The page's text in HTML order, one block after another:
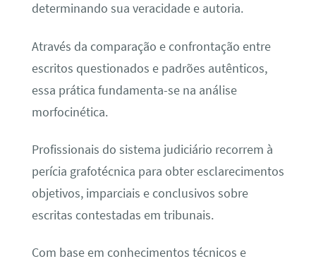
determinando sua veracidade e autoria.
Através da comparação e confrontação entre
escritos questionados e padrões autênticos,
essa prática fundamenta-se na análise
morfocinética.
Profissionais do sistema judiciário recorrem à
perícia grafotécnica para obter esclarecimentos
objetivos, imparciais e conclusivos sobre
escritas contestadas em tribunais.
Com base em conhecimentos técnicos e